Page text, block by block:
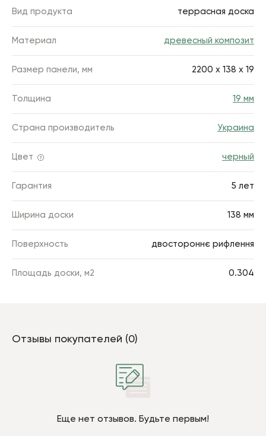
Вид продукта террасная доска
Материал древесный композит
Размер панели, мм 2200 х 138 х 19
Толщина 19 мм
Страна производитель Украина
Цвет черный
Гарантия 5 лет
Ширина доски 138 мм
Поверхность двостороннє рифлення
Площадь доски, м2 0.304
Отзывы покупателей (0)
Еще нет отзывов. Будьте первым!